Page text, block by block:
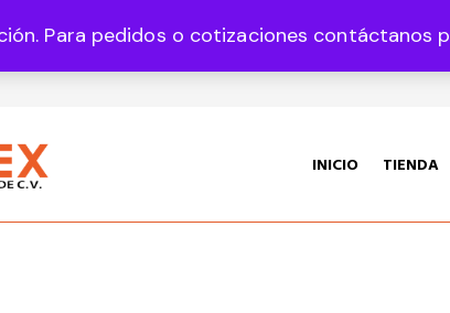
Para pedidos o cotizaciones
INICIO TIENDA